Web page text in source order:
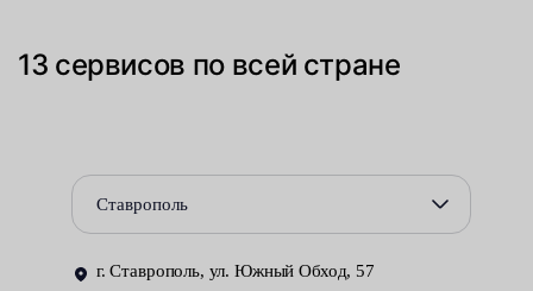
занос машины в сторону при торможении;
утечки жидкости;
самопроизвольная блокировка колес;
13 сервисов по всей стране
Ставрополь
г. Ставрополь, ул. Южный Обход, 57